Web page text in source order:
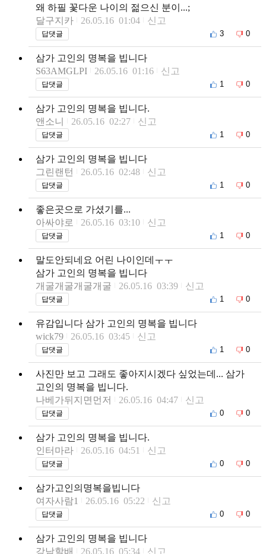
왜 하필 꽃다운 나이의 젊으신 분이...;
달구지카
26.05.16 01:04 신고
답댓글 3 0
삼가 고인의 명복을 빕니다
S63AMGLPI
26.05.16 01:16 신고
답댓글 1 0
삼가 고인의 명복을 빕니다.
앤소니
26.05.16 02:27 신고
답댓글 1 0
삼가 고인의 명복을 빕니다
그린랜턴
26.05.16 02:48 신고
답댓글 1 0
좋은곳으로 가셨기를...
아싸야로
26.05.16 03:10 신고
답댓글 1 0
말도안되네요 어린 나이인데ㅜㅜ
삼가 고인의 명복을 빕니다
개굴개굴개굴개굴
26.05.16 03:39 신고
답댓글 1 0
유감입니다 삼가 고인의 명복을 빕니다
wick79
26.05.16 03:45 신고
답댓글 1 0
사진만 보고 그래도 좋아지시겠다 싶었는데... 삼가
고인의 명복을 빕니다.
나베가뒤지면먼저
26.05.16 04:47 신고
답댓글 0 0
삼가 고인의 명복을 빕니다.
인터마라
26.05.16 04:51 신고
답댓글 0 0
삼가고인의명복을빕니다
여자사람1
26.05.16 05:22 신고
답댓글 0 0
삼가 고인의 명복을 빕니다
강남할배
26.05.16 05:34 신고